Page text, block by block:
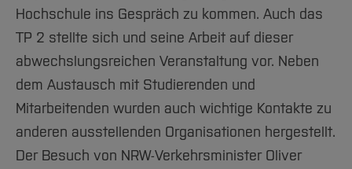
Hochschule ins Gespräch zu kommen. Auch das
TP 2 stellte sich und seine Arbeit auf dieser
abwechslungsreichen Veranstaltung vor. Neben
dem Austausch mit Studierenden und
Mitarbeitenden wurden auch wichtige Kontakte zu
anderen ausstellenden Organisationen hergestellt.
Der Besuch von NRW-Verkehrsminister Oliver